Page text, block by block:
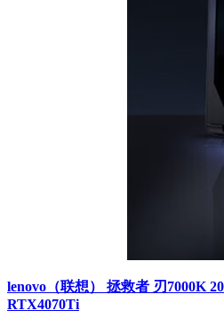
lenovo（联想） 拯救者 刃7000K
RTX4070Ti